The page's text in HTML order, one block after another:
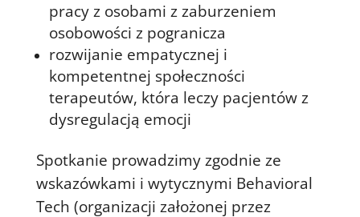
pracy z osobami z zaburzeniem
osobowości z pogranicza
rozwijanie empatycznej i
kompetentnej społeczności
terapeutów, która leczy pacjentów z
dysregulacją emocji
Spotkanie prowadzimy zgodnie ze
wskazówkami i wytycznymi Behavioral
Tech (organizacji założonej przez